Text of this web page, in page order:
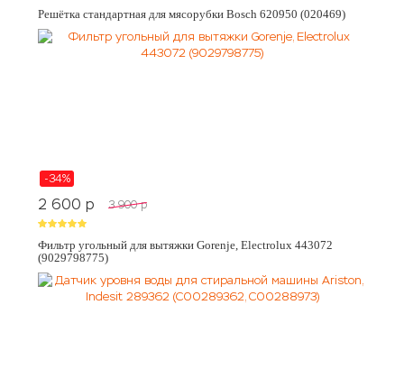
Решётка стандартная для мясорубки Bosch 620950 (020469)
-34%
2 600 p 3 900 p
Фильтр угольный для вытяжки Gorenje, Electrolux 443072
(9029798775)